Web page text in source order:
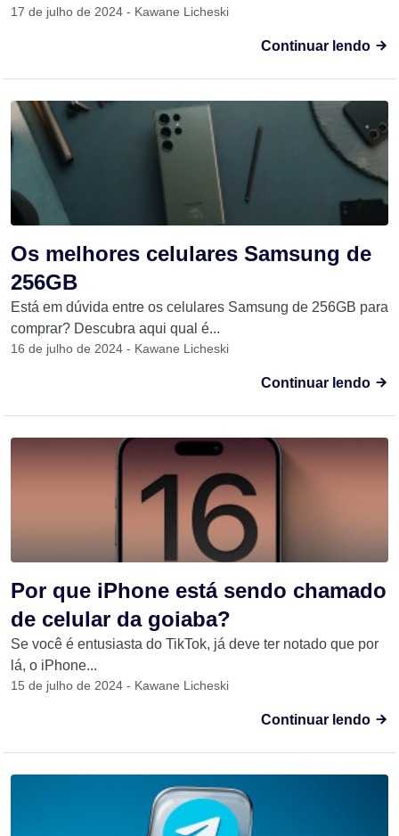
17 de julho de 2024 - Kawane Licheski
Continuar lendo
Os melhores celulares Samsung de
256GB
Está em dúvida entre os celulares Samsung de 256GB para
comprar? Descubra aqui qual é...
16 de julho de 2024 - Kawane Licheski
Continuar lendo
Por que iPhone está sendo chamado
de celular da goiaba?
Se você é entusiasta do TikTok, já deve ter notado que por
lá, o iPhone...
15 de julho de 2024 - Kawane Licheski
Continuar lendo